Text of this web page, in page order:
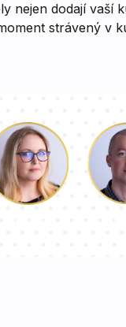
nejen dodají vaší
strávený v